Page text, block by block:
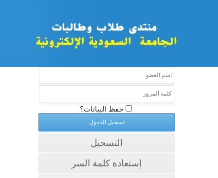
حفظ البيانات؟
التسجيل
إستعادة كلمة السر